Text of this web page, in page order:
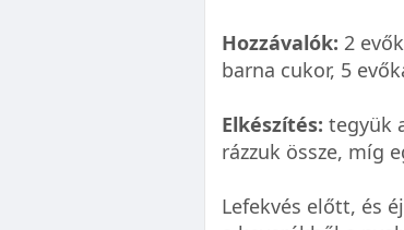
Hozzávalók: 2
barna cukor, 5
Elkészítés: tegyük
rázzuk össze, míg
Lefekvés előtt, és